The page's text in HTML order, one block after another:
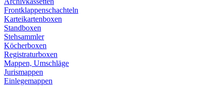
Frontklappenschachteln
Karteikartenboxen
Standboxen
Stehsammler
Köcherboxen
Registraturboxen
Mappen, Umschläge
Jurismappen
Einlegemappen